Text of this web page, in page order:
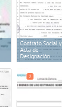
Contrato Social y
Acta de
Designación
2